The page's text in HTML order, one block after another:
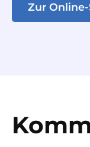
Zur